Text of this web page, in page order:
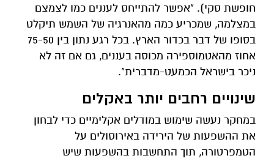
חופשת סקי). "אפשר להתייחס לעננים כמו לצמצם
במצלמה, שמכריע כמה מהאנרגיה של השמש תיקלט
בסופו של דבר בכדור הארץ. בכל רגע נתון בין 75-50
אחוז מהאטמוספירה מכוסה בעננים, גם אם זה לא
ניכר בישראל הכמעט-מדברית".
שינויים רחבים יותר באקלים
במחקר נעשה שימוש במודלים אקלימיים כדי לבחון
את ההשפעות של הירידה באירוסולים על
הטמפרטורה, תוך התחשבות בהשפעות שיש